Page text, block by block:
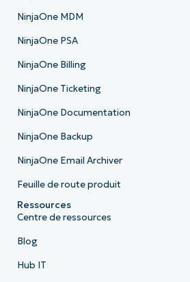
NinjaOne MDM
NinjaOne PSA
NinjaOne Billing
NinjaOne Ticketing
NinjaOne Documentation
NinjaOne Backup
NinjaOne Email Archiver
Feuille de route produit
Ressources
Centre de ressources
Blog
Hub IT